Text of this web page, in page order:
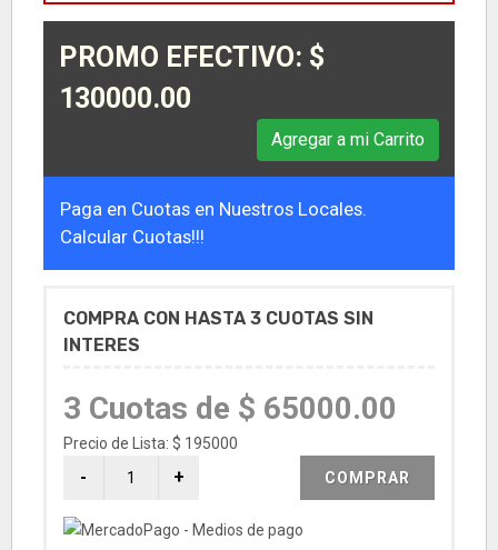
PROMO EFECTIVO: $
130000.00
Agregar a mi Carrito
Paga en Cuotas en Nuestros Locales.
Calcular Cuotas!!!
COMPRA CON HASTA 3 CUOTAS SIN
INTERES
3 Cuotas de $ 65000.00
Precio de Lista: $ 195000
COMPRAR